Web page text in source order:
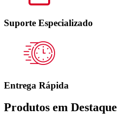
Suporte Especializado
Entrega Rápida
Produtos em Destaque